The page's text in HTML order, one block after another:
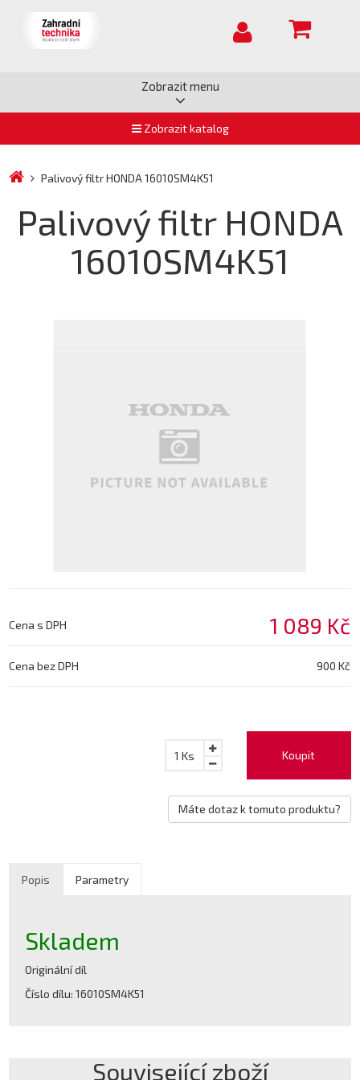
Zobrazit menu
Zobrazit katalog
Palivový filtr HONDA 16010SM4K51
Palivový filtr HONDA
16010SM4K51
Cena s DPH 1 089 Kč
Cena bez DPH 900 Kč
Koupit
1 Ks
Máte dotaz k tomuto produktu?
Popis Parametry
Skladem
Originální díl
Číslo dílu: 16010SM4K51
Související zboží